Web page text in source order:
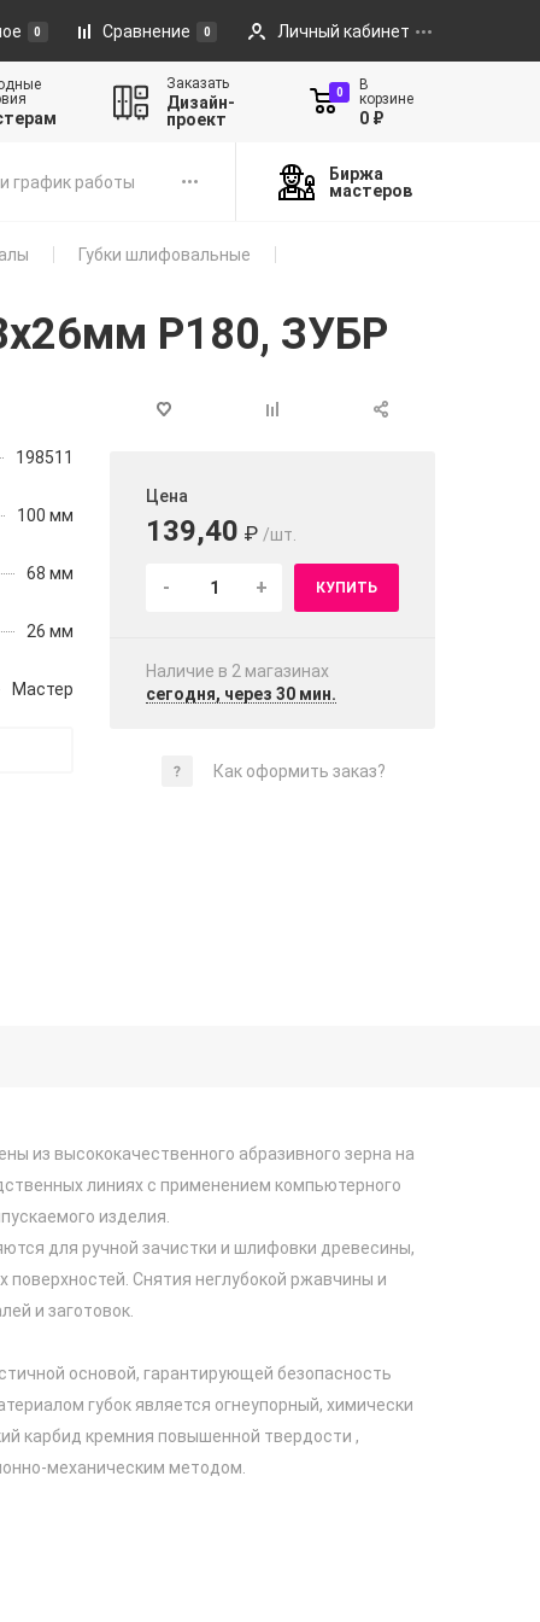
0 Сравнение 0 Личный кабинет
Заказать
Дизайн-
проект
0
В
корзине
0 ₽
график работы
Биржа
мастеров
Губки шлифовальные
P180, ЗУБР
198511
100 мм
68 мм
26 мм
Мастер
Цена
139,40 ₽ /шт.
- + КУПИТЬ
Наличие в 2 магазинах
сегодня, через 30 мин.
Как оформить заказ?
из высококачественного абразивного зерна на
линиях с применением компьютерного
изделия.
для ручной зачистки и шлифовки древесины,
поверхностей. Снятия неглубокой ржавчины и
и заготовок.
основой, гарантирующей безопасность
губок является огнеупорный, химически
карбид кремния повышенной твердости ,
механическим методом.